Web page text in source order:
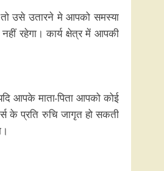
उसे उतारने मे आपको समस्या
रहेगा। कार्य क्षेत्र में आपकी
आपके माता-पिता आपको कोई
के प्रति रुचि जागृत हो सकती